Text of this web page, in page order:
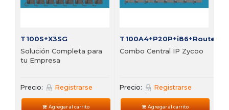
T100S+X3SG
Solución Completa para
tu Empresa
Precio: Registrarse
Agregar al carrito
T100A4+P20P+i86+Router
Combo Central IP Zycoo
Precio: Registrarse
Agregar al carrito